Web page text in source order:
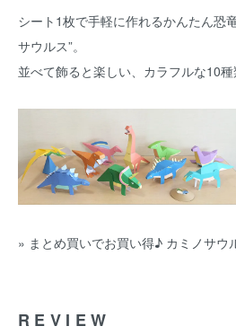
シート1枚で手軽に作れるかんたん恐
サウルス”。
並べて飾ると楽しい、カラフルな10種
» まとめ買いでお買い得♪ カミノサウ
REVIEW